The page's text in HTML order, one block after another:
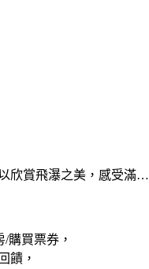
欣賞飛瀑之美，感受滿…
購買票券，
饋，